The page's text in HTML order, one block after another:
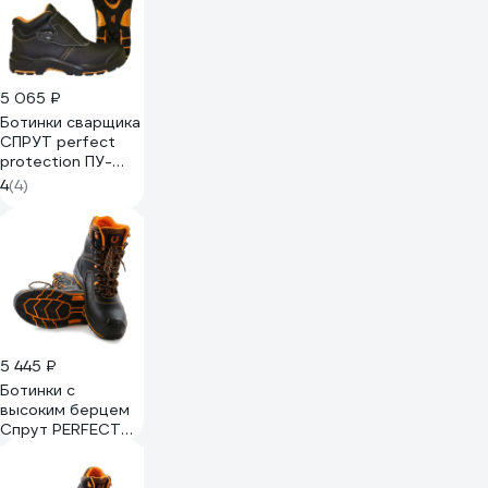
5 065 ₽
Ботинки сварщика
СПРУТ perfect
protection ПУ-
Нитрил с ПП и АС
р. 44 120329
4(4)
5 445 ₽
Ботинки с
высоким берцем
Спрут PERFECT
Нитрил с ПП и АС